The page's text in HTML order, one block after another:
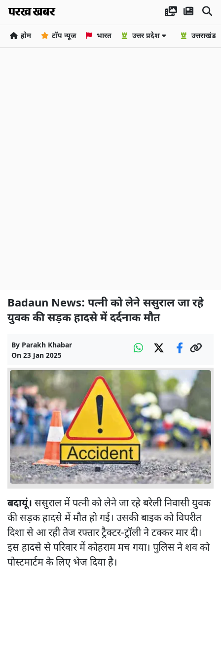
होम टॉप न्यूज भारत उत्तर प्रदेश उत्तराखंड
Badaun News: पत्नी को लेने ससुराल जा रहे
युवक की सड़क हादसे में दर्दनाक मौत
By Parakh Khabar
On 23 Jan 2025
बदायूं। ससुराल में पत्नी को लेने जा रहे बरेली निवासी युवक
की सड़क हादसे में मौत हो गई। उसकी बाइक को विपरीत
दिशा से आ रही तेज रफ्तार ट्रैक्टर-ट्रॉली ने टक्कर मार दी।
इस हादसे से परिवार में कोहराम मच गया। पुलिस ने शव को
पोस्टमार्टम के लिए भेज दिया है।